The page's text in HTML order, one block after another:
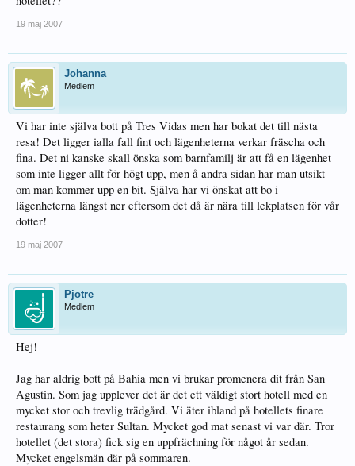
19 maj 2007
Johanna
Medlem
Vi har inte själva bott på Tres Vidas men har bokat det till nästa
resa! Det ligger ialla fall fint och lägenheterna verkar fräscha och
fina. Det ni kanske skall önska som barnfamilj är att få en lägenhet
som inte ligger allt för högt upp, men å andra sidan har man utsikt
om man kommer upp en bit. Själva har vi önskat att bo i
lägenheterna längst ner eftersom det då är nära till lekplatsen för vår
dotter!
19 maj 2007
Pjotre
Medlem
Hej!
Jag har aldrig bott på Bahia men vi brukar promenera dit från San
Agustin. Som jag upplever det är det ett väldigt stort hotell med en
mycket stor och trevlig trädgård. Vi äter ibland på hotellets finare
restaurang som heter Sultan. Mycket god mat senast vi var där. Tror
hotellet (det stora) fick sig en uppfrächning för något år sedan.
Mycket engelsmän där på sommaren.